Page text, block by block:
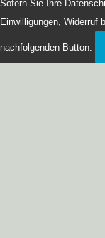
Sofern Sie Ihre
Einwilligungen, Widerruf
nachfolgenden Button.